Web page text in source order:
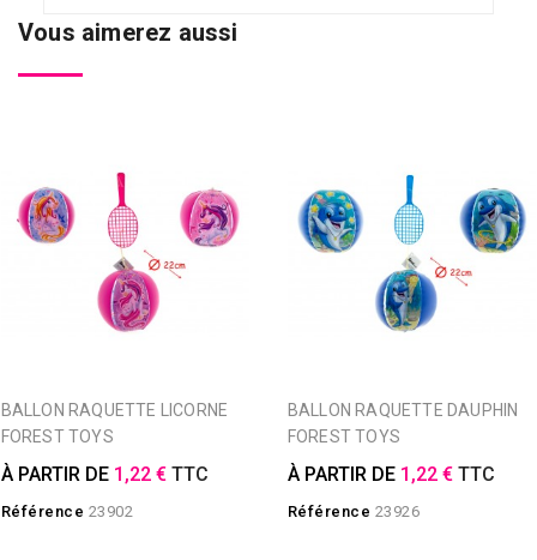
Vous aimerez aussi
BALLON RAQUETTE LICORNE
FOREST TOYS
À PARTIR DE 1,22 € TTC
Référence 23902
BALLON RAQUETTE DAUPHIN
FOREST TOYS
À PARTIR DE 1,22 € TTC
Référence 23926